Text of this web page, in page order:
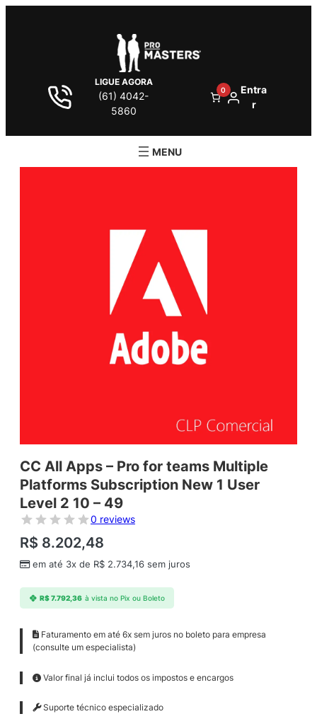
LIGUE AGORA
(61) 4042-
5860
0
Entra
r
CC All Apps – Pro for teams Multiple
Platforms Subscription New 1 User
Level 2 10 – 49
0 reviews
R$ 8.202,48
em até 3x de R$ 2.734,16 sem juros
R$7.792,36 à vista no Pix ou Boleto
Faturamento em até 6x sem juros no boleto para empresa
(consulte um especialista)
Valor final já inclui todos os impostos e encargos
Suporte técnico especializado